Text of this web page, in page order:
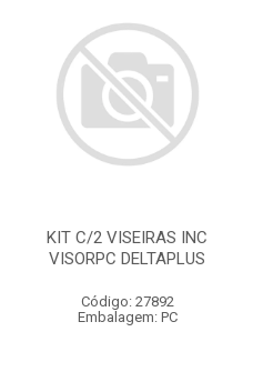
KIT C/2 VISEIRAS INC
VISORPC DELTAPLUS
Código: 27892
Embalagem: PC